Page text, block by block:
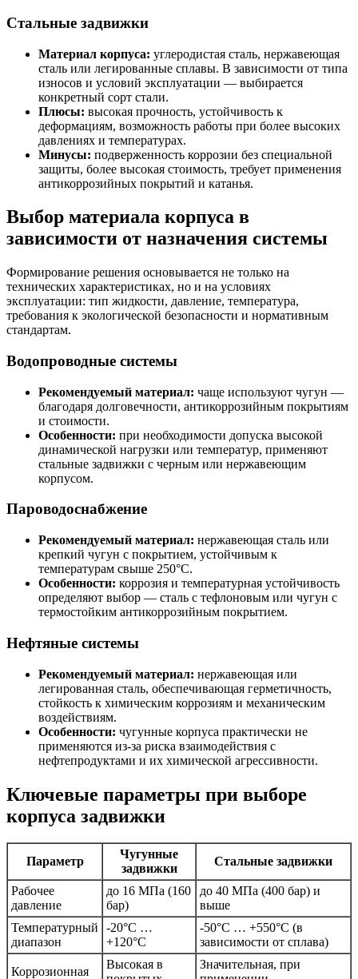
Стальные задвижки
Материал корпуса: углеродистая сталь, нержавеющая
сталь или легированные сплавы. В зависимости от типа
износов и условий эксплуатации — выбирается
конкретный сорт стали.
Плюсы: высокая прочность, устойчивость к
деформациям, возможность работы при более высоких
давлениях и температурах.
Минусы: подверженность коррозии без специальной
защиты, более высокая стоимость, требует применения
антикоррозийных покрытий и катанья.
Выбор материала корпуса в
зависимости от назначения системы
Формирование решения основывается не только на
технических характеристиках, но и на условиях
эксплуатации: тип жидкости, давление, температура,
требования к экологической безопасности и нормативным
стандартам.
Водопроводные системы
Рекомендуемый материал: чаще используют чугун —
благодаря долговечности, антикоррозийным покрытиям
и стоимости.
Особенности: при необходимости допуска высокой
динамической нагрузки или температур, применяют
стальные задвижки с черным или нержавеющим
корпусом.
Пароводоснабжение
Рекомендуемый материал: нержавеющая сталь или
крепкий чугун с покрытием, устойчивым к
температурам свыше 250°C.
Особенности: коррозия и температурная устойчивость
определяют выбор — сталь с тефлоновым или чугун с
термостойким антикоррозийным покрытием.
Нефтяные системы
Рекомендуемый материал: нержавеющая или
легированная сталь, обеспечивающая герметичность,
стойкость к химическим коррозиям и механическим
воздействиям.
Особенности: чугунные корпуса практически не
применяются из-за риска взаимодействия с
нефтепродуктами и их химической агрессивности.
Ключевые параметры при выборе
корпуса задвижки
Параметр
Чугунные
задвижки
Стальные задвижки
Рабочее
давление
до 16 МПа (160
бар)
до 40 МПа (400 бар) и
выше
Температурный
диапазон
-20°C …
+120°C
-50°C … +550°C (в
зависимости от сплава)
Коррозионная
Высокая в
Значительная, при